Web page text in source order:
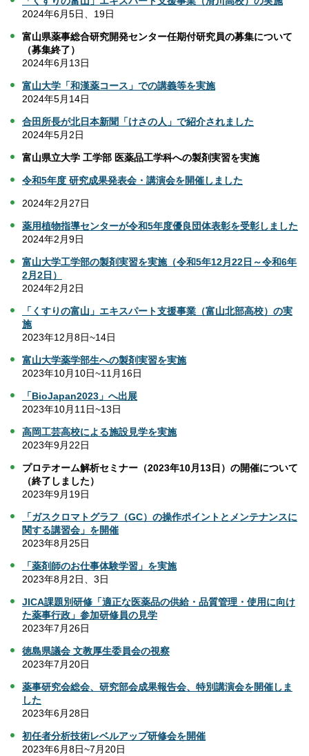
2024年6月5日、19日
富山県薬事総合研究開発センター任期付研究員の募集について
（募集終了）
2024年6月13日
富山大学「和漢薬コース」での講義等を実施
2024年5月14日
合田所長が北日本新聞「けさの人」で紹介されました
2024年5月2日
富山県立大学 工学部 医薬品工学科への製剤実習を実施
令和5年度 研究成果発表会・講演会を開催しました
2024年2月27日
薬用植物指導センターが令和5年度優良団体表彰を受彰しました
2024年2月9日
富山大学工学部の製剤実習を実施（令和5年12月22日～令和6年
2月2日）
2024年2月2日
「くすりの富山」エキスパート支援事業（富山北部高校）の実
施
2023年12月8日~14日
富山大学薬学部生への製剤実習を実施
2023年10月10日~11月16日
「BioJapan2023」へ出展
2023年10月11日~13日
高岡工芸高校による施設見学を実施
2023年9月22日
プロテオーム解析セミナー（2023年10月13日）の開催について
（終了しました）
2023年9月19日
「ガスクロマトグラフ（GC）の操作ポイントとメンテナンスに
関する講習会」を開催
2023年8月25日
「薬剤師のお仕事体験学習」を実施
2023年8月2日、3日
JICA課題別研修「適正な医薬品の供給・品質管理・使用に向け
た薬事行政」参加研修員の見学
2023年7月26日
徳島県議会 文教厚生委員会の視察
2023年7月20日
薬事研究会総会、研究部会成果報告会、特別講演会を開催しま
した
2023年6月28日
初任者分析技術レベルアップ研修会を開催
2023年6月8日~7月20日